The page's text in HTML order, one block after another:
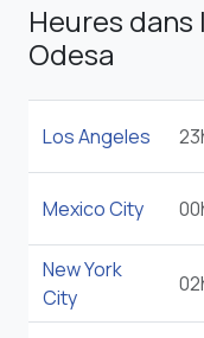
Heures
Odesa
Los Angeles
Mexico City
New York
City